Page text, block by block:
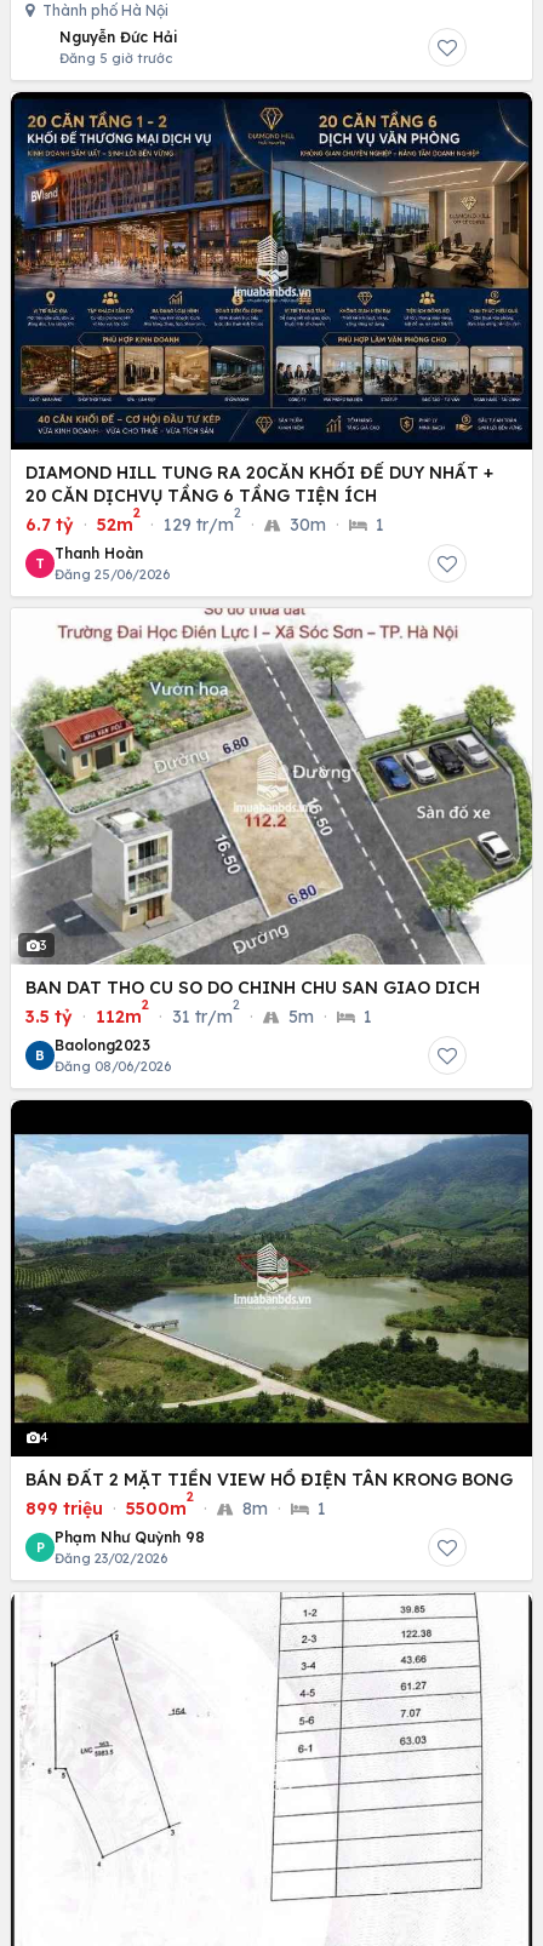
Thành phố Hà Nội
Nguyễn Đức Hải
Đăng 5 giờ trước
DIAMOND HILL TUNG RA 20CĂN KHỐI ĐẾ DUY NHẤT +
20 CĂN DỊCHVỤ TẦNG 6 TẦNG TIỆN ÍCH
6.7 tỷ · 52m
2
· 129 tr/m
2
· 30m · 1
T
Thanh Hoàn
Đăng 25/06/2026
3
BAN DAT THO CU SO DO CHINH CHU SAN GIAO DICH
3.5 tỷ · 112m
2
· 31 tr/m
2
· 5m · 1
B
Baolong2023
Đăng 08/06/2026
4
BÁN ĐẤT 2 MẶT TIỀN VIEW HỒ ĐIỆN TÂN KRONG BONG
899 triệu · 5500m
2
· 8m · 1
P
Phạm Như Quỳnh 98
Đăng 23/02/2026